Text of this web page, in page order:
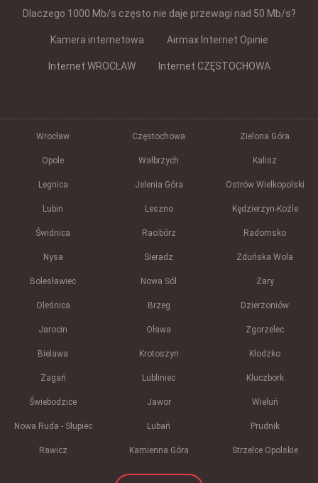
Dlaczego 1000 Mb/s często nie daje przewagi nad 50 Mb/s?
Kamera internetowa Airmax Internet Opinie
Internet WROCŁAW Internet CZĘSTOCHOWA
Wrocław Częstochowa Zielona Góra
Opole Wałbrzych Kalisz
Legnica Jelenia Góra Ostrów Wielkopolski
Lubin Leszno Kędzierzyn-Koźle
Świdnica Racibórz Radomsko
Nysa Sieradz Zduńska Wola
Bolesławiec Nowa Sól Żary
Oleśnica Brzeg Dzierżoniów
Jarocin Oława Zgorzelec
Bielawa Krotoszyn Kłodzko
Żagań Lubliniec Kluczbork
Świebodzice Jawor Wieluń
Nowa Ruda - Słupiec Lubań Prudnik
Rawicz Kamienna Góra Strzelce Opolskie